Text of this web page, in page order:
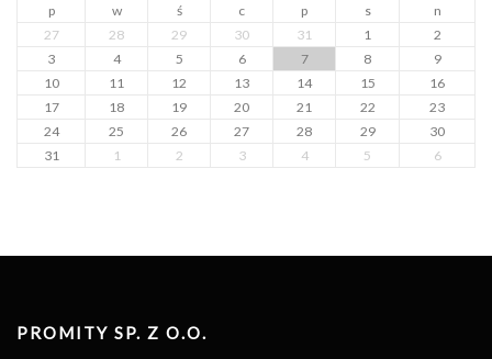
p w ś c p s
n
27
28 29 30 31 1
2
3
4 5 6 7 8
9
10
11 12 13 14 15
16
17
18 19 20 21 22
23
24
25 26 27 28 29
30
31
1 2 3 4 5 6
PROMITY SP. Z O.O.